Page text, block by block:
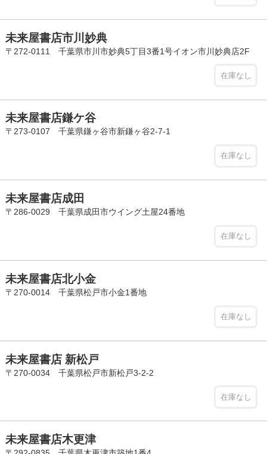
未来屋書店市川妙典
〒272-0111 千葉県市川市妙典5丁目3番1号イオン市川妙典店2F
在庫なし
未来屋書店鎌ケ谷
〒273-0107 千葉県鎌ヶ谷市新鎌ヶ谷2-7-1
在庫なし
未来屋書店成田
〒286-0029 千葉県成田市ウイング土屋24番地
在庫なし
未来屋書店北小金
〒270-0014 千葉県松戸市小金1番地
在庫なし
未来屋書店 新松戸
〒270-0034 千葉県松戸市新松戸3-2-2
在庫なし
未来屋書店木更津